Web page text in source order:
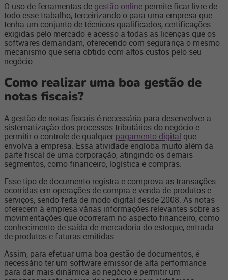
O uso de ferramentas de gestão online permite ficar livre de
todo esse trabalho, terceirizando-o para uma empresa que
tenha um conjunto de técnicos qualificados, certificações
exigidas pelo mercado e acesso a todas as licenças que os
softwares demandam, oferecendo com segurança o mesmo
mecanismo que seria obtido com altos custos pelo seu
negócio.
Como realizar uma boa gestão de
notas fiscais?
A gestão de notas fiscais é necessária para desenvolver a
sistematização dos processos tributários do negócio e
permitir o controle de qualquer pagamento digital que
envolva a empresa. Essa atividade engloba muito além da
parte fiscal de uma corporação, atingindo os demais
segmentos, como financeiro, logística e compras.
Esse tipo de documento registra e comprova as transações
ocorridas em operações de compra e venda de produtos e
serviços, sendo feita de modo digital desde 2008. As notas
oferecem à empresa várias informações relevantes sobre as
movimentações que ocorreram no aspecto financeiro, como
conhecimento de saída de mercadoria do estoque, entrada
de produtos e faturas emitidas.
Assim, para efetuar uma boa gestão de documentos, é
necessário ter um software emissor de alta performance
para dar mais dinâmica ao negócio e permitir um